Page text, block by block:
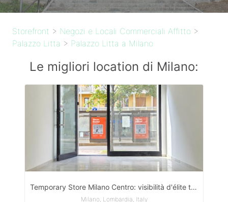
Storefront > Negozi e Locali Commerciali Affitto >
Palazzo Litta > Palazzo Litta a Milano
Le migliori location di Milano:
Temporary Store Milano Centro: visibilità d'élite tra P.zza 5 Giornate e il Duomo
Milano, Lombardia, Italy